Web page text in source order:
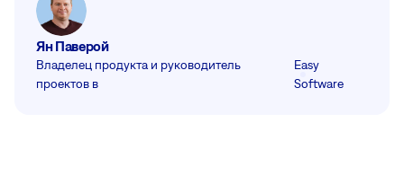
Ян Паверой
Владелец продукта и руководитель
проектов в
Easy
Software